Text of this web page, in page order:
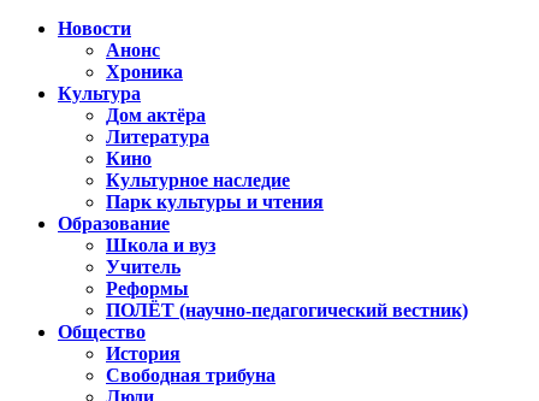
Новости
Анонс
Хроника
Культура
Дом актёра
Литература
Кино
Культурное наследие
Парк культуры и чтения
Образование
Школа и вуз
Учитель
Реформы
ПОЛЁТ (научно-педагогический вестник)
Общество
История
Свободная трибуна